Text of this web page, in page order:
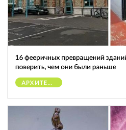
16 фееричных превращений
поверить, чем они были раньше
АРХИТЕКТУРА